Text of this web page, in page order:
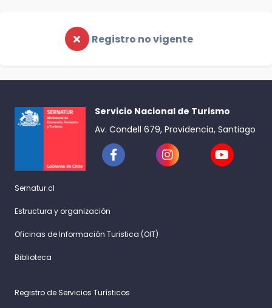
Registro no vigente
Servicio Nacional de Turismo
Av. Condell 679, Providencia, Santiago
Sernatur.cl
Estructura y organización
Oficinas de Información Turistica (OIT)
Biblioteca
Registro de Servicios Turísticos